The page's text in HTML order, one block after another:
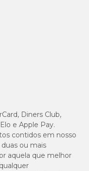
Diners Club,
e Apple Pay.
contidos em nosso
ou mais
aquela que melhor